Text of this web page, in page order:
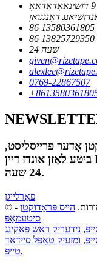
אָרט 2008 בלד 3 פּוטאַאָ זשואַנגיואַן נומ 9 דזשינאַאָדאַדאַאָ
דאָנגגואַן
86 13580361805
86 13825729350
24 שעה
0769-22867507
אָדער פּרייסליסט,
ביטע לאָזן אונדז דיין E- בריוו און מיר וועלן זיין קאָנטאַקט אין
24 שעה.
פאָרלייגן
הייס פּראָדוקטן -
סיטעמאַפּ
, נידעריק ראַש פּאַקינג
, ומזעיק טאָפּל סיידאַד
טייפּ,